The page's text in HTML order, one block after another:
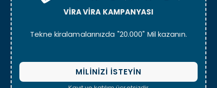
VİRA VİRA KAMPANYASI
Tekne kiralamalarınızda "20.000" Mil kazanın.
MİLİNİZİ İSTEYİN